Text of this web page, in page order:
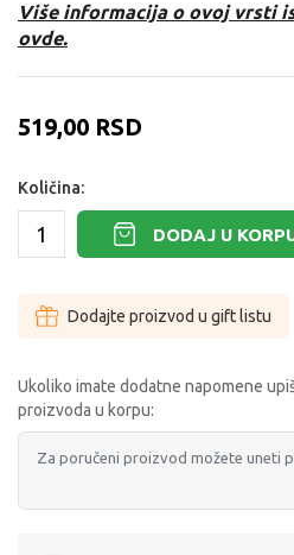
Više informacija o ovoj vrsti
ovde.
519,00 RSD
Količina:
DODAJ U
Dodajte proizvod u gift listu
Ukoliko imate dodatne napomene
proizvoda u korpu: